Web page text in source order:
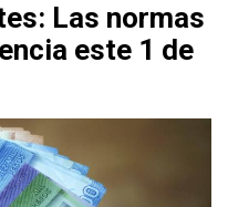
Las normas
este 1 de